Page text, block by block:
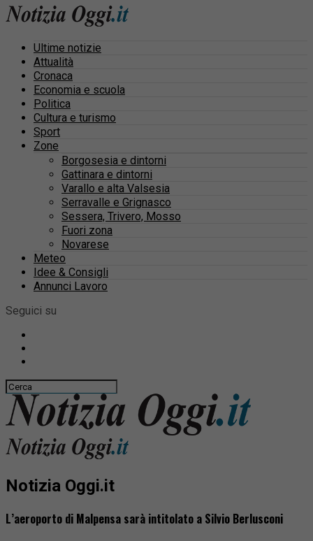
Ultime notizie
Attualità
Cronaca
Economia e scuola
Politica
Cultura e turismo
Sport
Zone
Borgosesia e dintorni
Gattinara e dintorni
Varallo e alta Valsesia
Serravalle e Grignasco
Sessera, Trivero, Mosso
Fuori zona
Novarese
Meteo
Idee & Consigli
Annunci Lavoro
Seguici su
Notizia Oggi.it
L’aeroporto di Malpensa sarà intitolato a Silvio Berlusconi